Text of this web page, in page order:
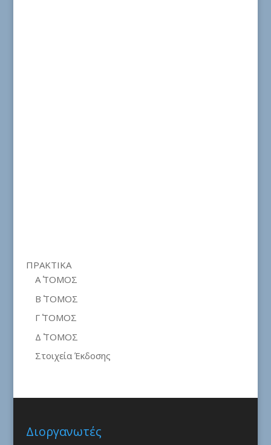
ΠΡΑΚΤΙΚΑ
Α΄ ΤΟΜΟΣ
Β΄ ΤΟΜΟΣ
Γ΄ ΤΟΜΟΣ
Δ΄ ΤΟΜΟΣ
Στοιχεία Έκδοσης
Διοργανωτές